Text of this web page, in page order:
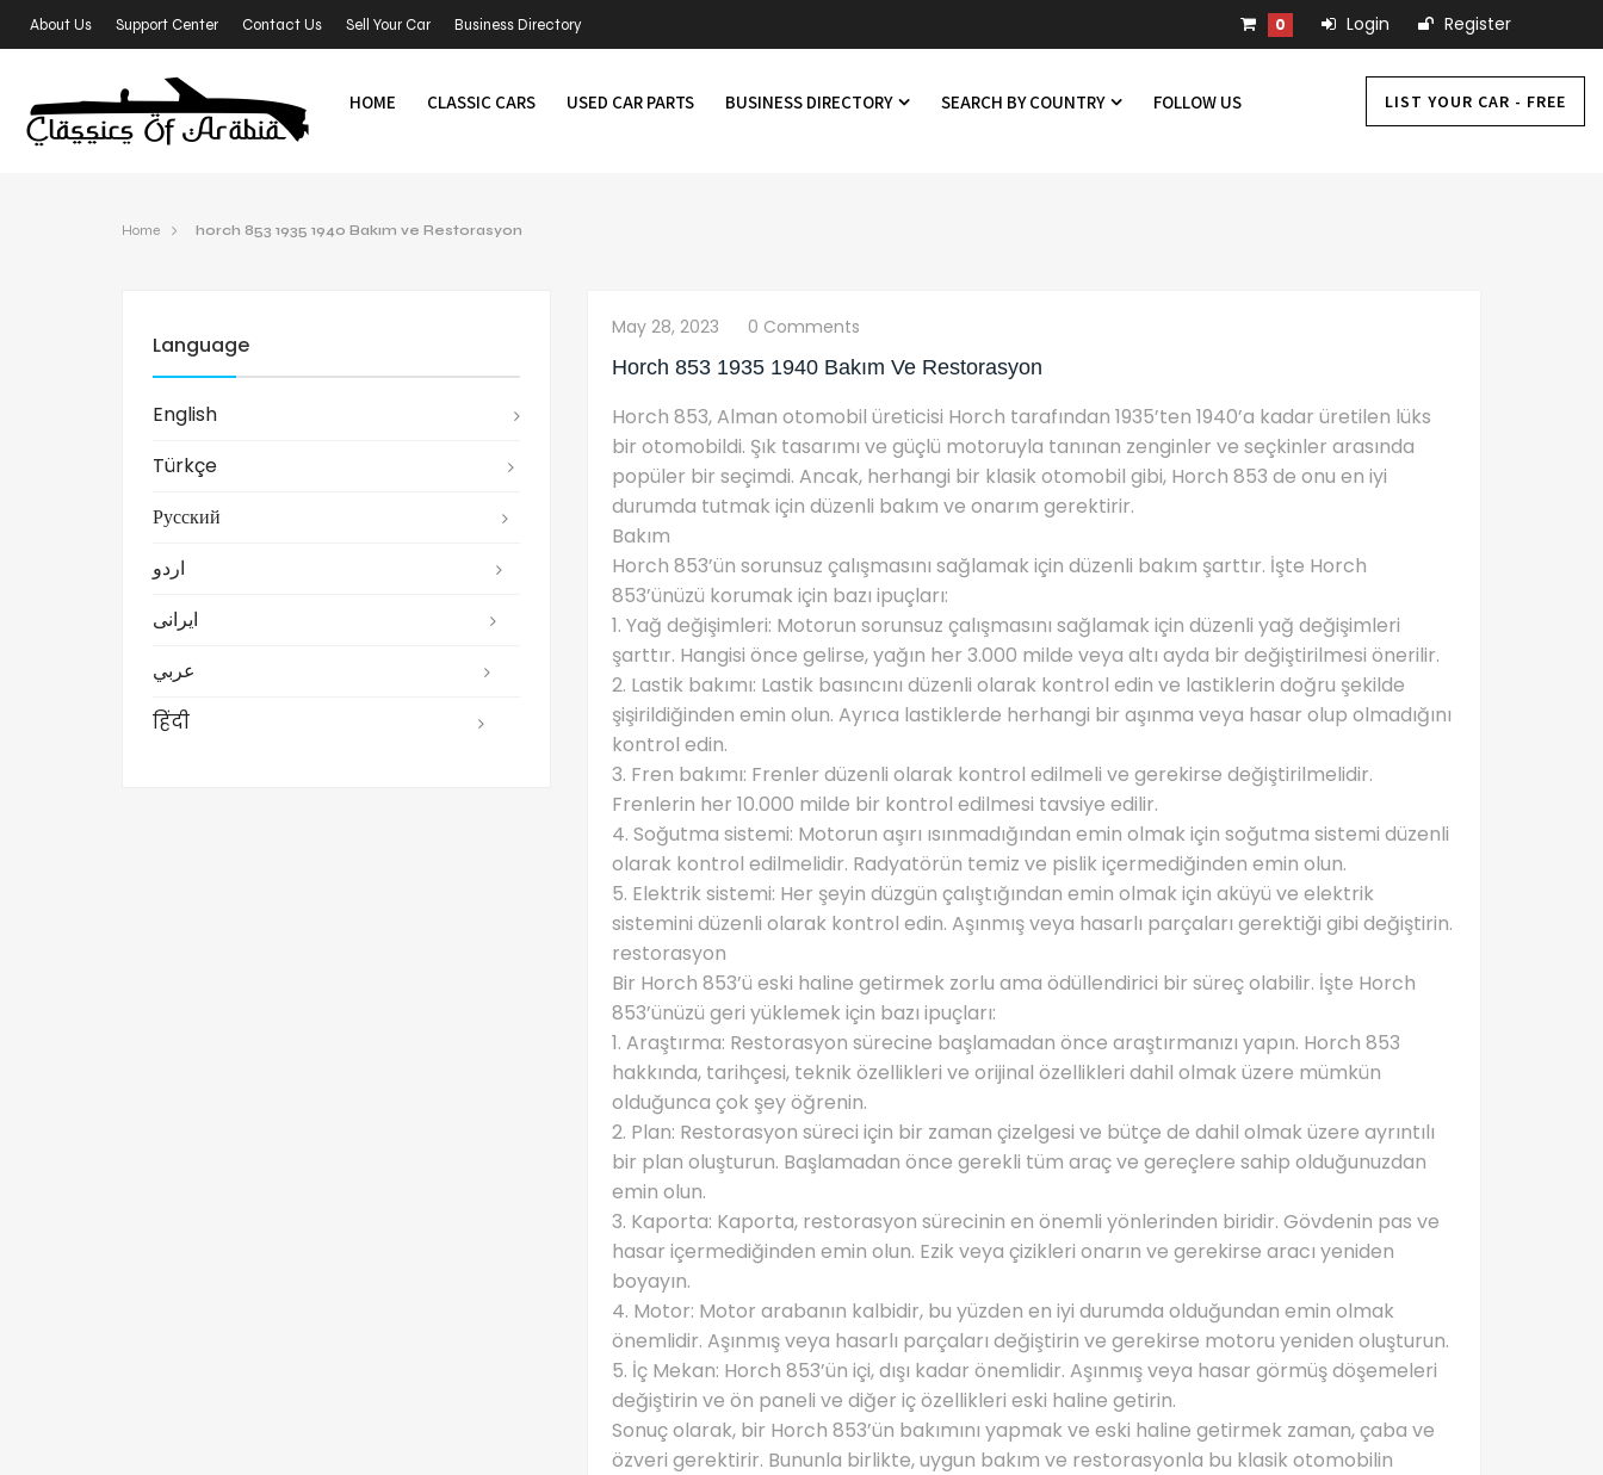
About Us Support Center Contact Us Sell Your Car Business Directory 0 Login Register
HOME CLASSIC CARS USED CAR PARTS BUSINESS DIRECTORY SEARCH BY COUNTRY FOLLOW US LIST YOUR CAR - FREE
Home horch 853 1935 1940 Bakım ve Restorasyon
Language
English
Türkçe
Русский
اردو
ایرانی
عربي
हिंदी
May 28, 2023
0 Comments
Horch 853 1935 1940 Bakım Ve Restorasyon
Horch 853, Alman otomobil üreticisi Horch tarafından 1935’ten 1940’a kadar üretilen lüks
bir otomobildi. Şık tasarımı ve güçlü motoruyla tanınan zenginler ve seçkinler arasında
popüler bir seçimdi. Ancak, herhangi bir klasik otomobil gibi, Horch 853 de onu en iyi
durumda tutmak için düzenli bakım ve onarım gerektirir.
Bakım
Horch 853’ün sorunsuz çalışmasını sağlamak için düzenli bakım şarttır. İşte Horch
853’ünüzü korumak için bazı ipuçları:
1. Yağ değişimleri: Motorun sorunsuz çalışmasını sağlamak için düzenli yağ değişimleri
şarttır. Hangisi önce gelirse, yağın her 3.000 milde veya altı ayda bir değiştirilmesi önerilir.
2. Lastik bakımı: Lastik basıncını düzenli olarak kontrol edin ve lastiklerin doğru şekilde
şişirildiğinden emin olun. Ayrıca lastiklerde herhangi bir aşınma veya hasar olup olmadığını
kontrol edin.
3. Fren bakımı: Frenler düzenli olarak kontrol edilmeli ve gerekirse değiştirilmelidir.
Frenlerin her 10.000 milde bir kontrol edilmesi tavsiye edilir.
4. Soğutma sistemi: Motorun aşırı ısınmadığından emin olmak için soğutma sistemi düzenli
olarak kontrol edilmelidir. Radyatörün temiz ve pislik içermediğinden emin olun.
5. Elektrik sistemi: Her şeyin düzgün çalıştığından emin olmak için aküyü ve elektrik
sistemini düzenli olarak kontrol edin. Aşınmış veya hasarlı parçaları gerektiği gibi değiştirin.
restorasyon
Bir Horch 853’ü eski haline getirmek zorlu ama ödüllendirici bir süreç olabilir. İşte Horch
853’ünüzü geri yüklemek için bazı ipuçları:
1. Araştırma: Restorasyon sürecine başlamadan önce araştırmanızı yapın. Horch 853
hakkında, tarihçesi, teknik özellikleri ve orijinal özellikleri dahil olmak üzere mümkün
olduğunca çok şey öğrenin.
2. Plan: Restorasyon süreci için bir zaman çizelgesi ve bütçe de dahil olmak üzere ayrıntılı
bir plan oluşturun. Başlamadan önce gerekli tüm araç ve gereçlere sahip olduğunuzdan
emin olun.
3. Kaporta: Kaporta, restorasyon sürecinin en önemli yönlerinden biridir. Gövdenin pas ve
hasar içermediğinden emin olun. Ezik veya çizikleri onarın ve gerekirse aracı yeniden
boyayın.
4. Motor: Motor arabanın kalbidir, bu yüzden en iyi durumda olduğundan emin olmak
önemlidir. Aşınmış veya hasarlı parçaları değiştirin ve gerekirse motoru yeniden oluşturun.
5. İç Mekan: Horch 853’ün içi, dışı kadar önemlidir. Aşınmış veya hasar görmüş döşemeleri
değiştirin ve ön paneli ve diğer iç özellikleri eski haline getirin.
Sonuç olarak, bir Horch 853’ün bakımını yapmak ve eski haline getirmek zaman, çaba ve
özveri gerektirir. Bununla birlikte, uygun bakım ve restorasyonla bu klasik otomobilin